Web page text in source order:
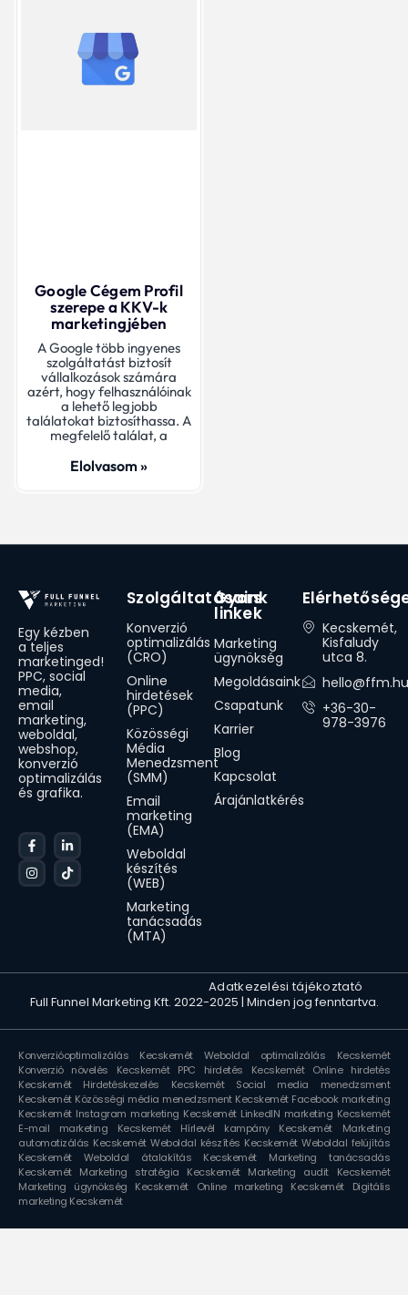
Google Cégem Profil
szerepe a KKV-k
marketingjében
A Google több ingyenes
szolgáltatást biztosít
vállalkozások számára
azért, hogy felhasználóinak
a lehető legjobb
találatokat biztosíthassa. A
megfelelő találat, a
Elolvasom »
Egy kézben
a teljes
marketinged!
PPC, social
media,
email
marketing,
weboldal,
webshop,
konverzió
optimalizálás
és grafika.
Szolgáltatásaink
Konverzió
optimalizálás
(CRO)
Online
hirdetések
(PPC)
Közösségi
Média
Menedzsment
(SMM)
Email
marketing
(EMA)
Weboldal
készítés
(WEB)
Marketing
tanácsadás
(MTA)
Gyors
linkek
Marketing
ügynökség
Megoldásaink
Csapatunk
Karrier
Blog
Kapcsolat
Árajánlatkérés
Kecskemét,
Kisfaludy
utca 8.
+36-30-
978-3976
Full Funnel Marketing Kft. 2022-2025 | Minden jog fenntartva.
Animated icons by Lordicon.comAdatkezelési tájékoztató
Konverzióoptimalizálás Kecskemét
Weboldal optimalizálás Kecskemét
Konverzió növelés Kecskemét
PPC hirdetés Kecskemét
Online hirdetés
Kecskemét
Hirdetéskezelés Kecskemét
Social media menedzsment
Kecskemét Közösségi média menedzsment Kecskemét Facebook marketing
Kecskemét Instagram marketing Kecskemét LinkedIN marketing Kecskemét
E-mail marketing Kecskemét
Hírlevél kampány Kecskemét
Marketing
automatizálás Kecskemét Weboldal készítés Kecskemét Weboldal felújítás
Kecskemét
Weboldal átalakítás Kecskemét
Marketing tanácsadás
Kecskemét Marketing stratégia Kecskemét Marketing audit Kecskemét
Marketing ügynökség Kecskemét
Online marketing Kecskemét
Digitális
marketing Kecskemét